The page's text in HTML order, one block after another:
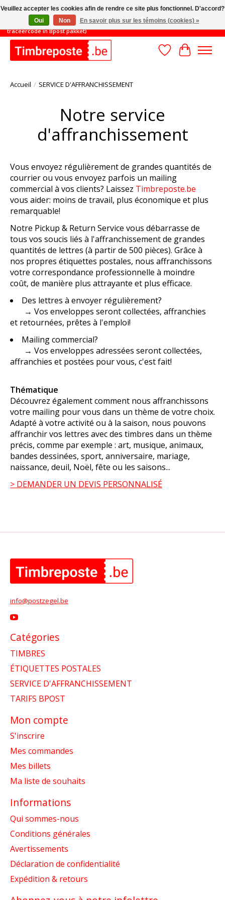
TOT 31/8: MINIMAAL ORDERBEDRAG 45€ (gratis verzending met
traceercode in Bpost pakket)
Liste dePanier
Accueil / SERVICE D'AFFRANCHISSEMENT
Notre service
d'affranchissement
Vous envoyez régulièrement de grandes quantités de
courrier ou vous envoyez parfois un mailing
commercial à vos clients? Laissez Timbreposte.be
vous aider: moins de travail, plus économique et plus
remarquable!
Notre Pickup & Return Service vous débarrasse de
tous vos soucis liés à l'affranchissement de grandes
quantités de lettres (à partir de 500 pièces). Grâce à
nos propres étiquettes postales, nous affranchissons
votre correspondance professionnelle à moindre
coût, de manière plus attrayante et plus efficace.
Des lettres à envoyer régulièrement?
→ Vos enveloppes seront collectées, affranchies
et retournées, prêtes à l'emploi!
Mailing commercial?
→ Vos enveloppes adressées seront collectées,
affranchies et postées pour vous, c'est fait!
Thématique
Découvrez également comment nous affranchissons
votre mailing pour vous dans un thème de votre choix.
Adapté à votre activité ou à la saison, nous pouvons
affranchir vos lettres avec des timbres dans un thème
précis, comme par exemple : art, musique, animaux,
bandes dessinées, sport, anniversaire, mariage,
naissance, deuil, Noël, fête ou les saisons...
> DEMANDER UN DEVIS PERSONNALISÉ
info@postzegel.be
Catégories
TIMBRES
ÉTIQUETTES POSTALES
SERVICE D'AFFRANCHISSEMENT
TARIFS BPOST
Mon compte
S'inscrire
Mes commandes
Mes billets
Ma liste de souhaits
Informations
Qui sommes-nous
Conditions générales
Avertissements
Déclaration de confidentialité
Expédition & retours
Veuillez accepter les cookies afin de rendre ce site plus fonctionnel. D'accord?
Oui
Non En savoir plus sur les témoins (cookies) »